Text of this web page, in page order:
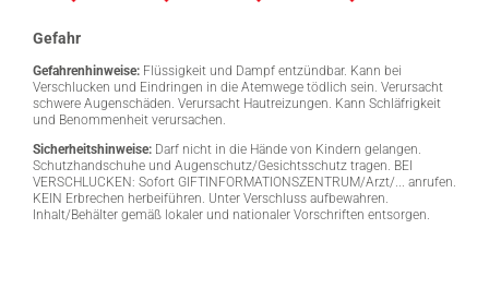
Gefahr
Gefahrenhinweise: Flüssigkeit und Dampf entzündbar. Kann bei
Verschlucken und Eindringen in die Atemwege tödlich sein. Verursacht
schwere Augenschäden. Verursacht Hautreizungen. Kann Schläfrigkeit
und Benommenheit verursachen.
Sicherheitshinweise: Darf nicht in die Hände von Kindern gelangen.
Schutzhandschuhe und Augenschutz/Gesichtsschutz tragen. BEI
VERSCHLUCKEN: Sofort GIFTINFORMATIONSZENTRUM/Arzt/... anrufen.
KEIN Erbrechen herbeiführen. Unter Verschluss aufbewahren.
Inhalt/Behälter gemäß lokaler und nationaler Vorschriften entsorgen.